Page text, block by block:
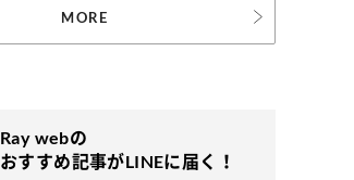
MORE
Ray webの
おすすめ記事がLINEに届く！